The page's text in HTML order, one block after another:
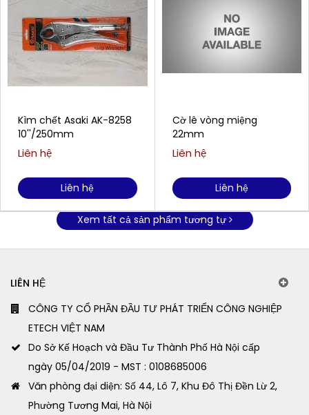
Kìm chết Asaki AK-8258
10''/250mm
Liên hệ
Liên hệ
Cờ lê vòng miệng
22mm
Liên hệ
Liên hệ
Xem tất cả sản phẩm tương tự
LIÊN HỆ
CÔNG TY CỔ PHẦN ĐẦU TƯ PHÁT TRIỂN CÔNG NGHIỆP
ETECH VIỆT NAM
Do Sở Kế Hoạch và Đầu Tư Thành Phố Hà Nội cấp
ngày 05/04/2019 - MST : 0108685006
Văn phòng đại diện: Số 44, Lô 7, Khu Đô Thị Đền Lừ 2,
Phường Tương Mai, Hà Nội